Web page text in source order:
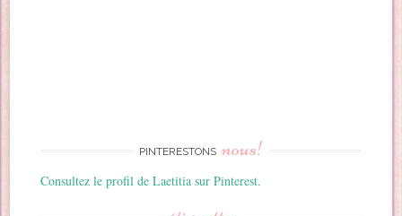
PINTERESTONS nous!
Consultez le profil de Laetitia sur Pinterest.